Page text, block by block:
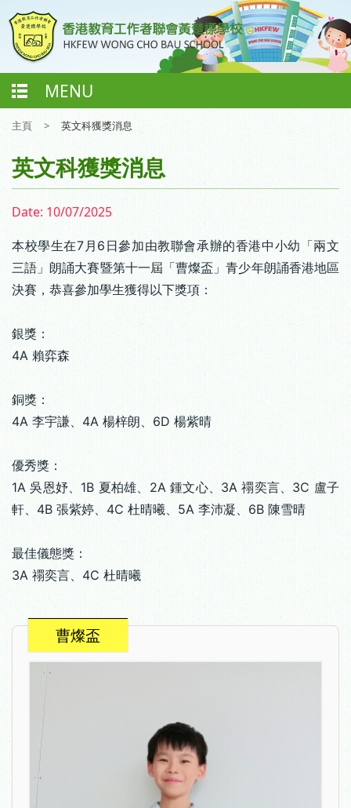
MENU
主頁 > 英文科獲獎消息
英文科獲獎消息
Date: 10/07/2025
本校學生在7月6日參加由教聯會承辦的香港中小幼「兩文
三語」朗誦大賽暨第十一屆「曹燦盃」青少年朗誦香港地區
決賽，恭喜參加學生獲得以下獎項：
銀獎：
4A 賴弈森
銅獎：
4A 李宇謙、4A 楊梓朗、6D 楊紫晴
優秀獎：
1A 吳恩妤、1B 夏柏雄、2A 鍾文心、3A 禤奕言、3C 盧子
軒、4B 張紫婷、4C 杜晴曦、5A 李沛凝、6B 陳雪晴
最佳儀態獎：
3A 禤奕言、4C 杜晴曦
曹燦盃